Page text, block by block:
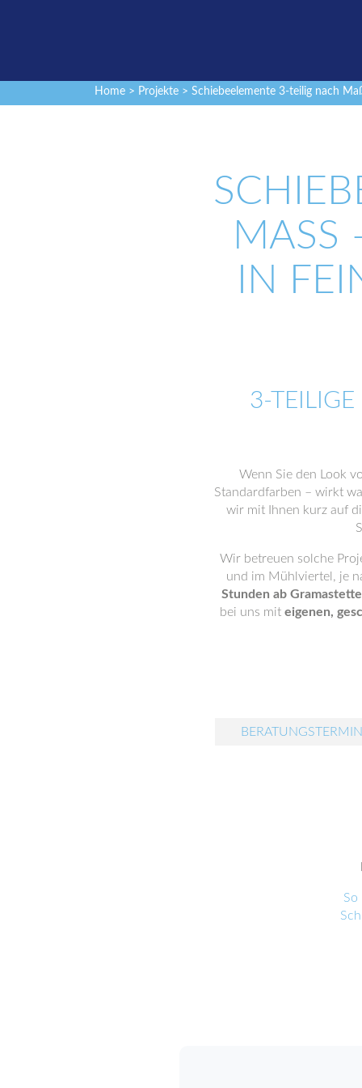
Home > Projekte > Schiebeelemente 3-teilig nach
MASS
N
3-TEILIGE
Wenn Sie den Look
Standardfarben – wirkt
wir mit Ihnen kurz auf
Wir betreuen solche
und im Mühlviertel, je
Stunden ab
bei uns mit eigenen,
So